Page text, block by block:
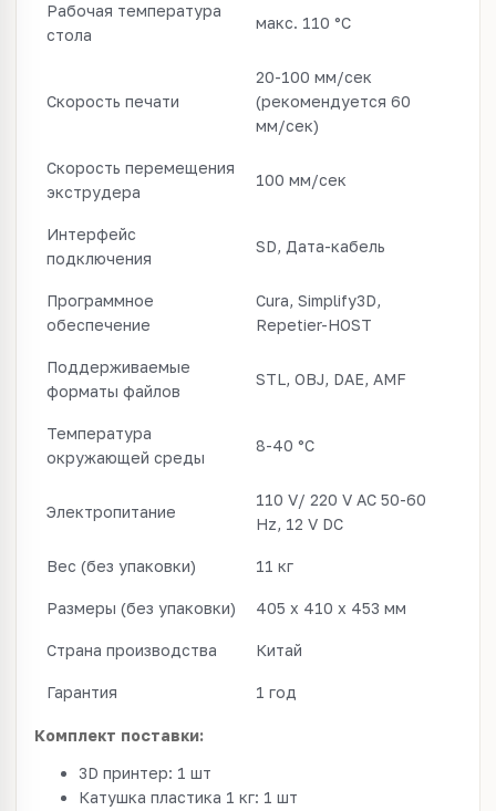
Рабочая температура
стола
макс. 110 °C
Скорость печати
20-100 мм/сек
(рекомендуется 60
мм/сек)
Скорость перемещения
экструдера
100 мм/сек
Интерфейс
подключения
SD, Дата-кабель
Программное
обеспечение
Cura, Simplify3D,
Repetier-HOST
Поддерживаемые
форматы файлов
STL, OBJ, DAE, AMF
Температура
окружающей среды
8-40 °C
Электропитание
110 V/ 220 V AC 50-60
Hz, 12 V DC
Вес (без упаковки) 11 кг
Размеры (без упаковки) 405 x 410 x 453 мм
Страна производства Китай
Гарантия 1 год
Комплект поставки:
3D принтер: 1 шт
Катушка пластика 1 кг: 1 шт